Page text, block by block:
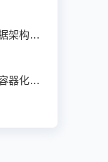
数据治理、数据架构设计及数据标准化方法
云原生架构与容器化部署实战训练营